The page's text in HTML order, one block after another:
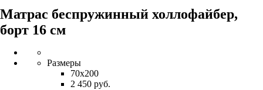
Матрас беспружинный холлофайбер,
борт 16 см
Размеры
70х200
2 450 руб.